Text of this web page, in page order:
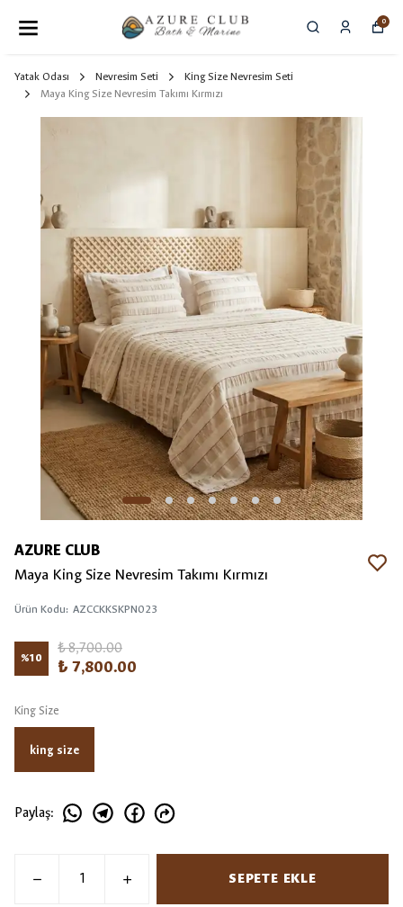
0
Yatak Odası Nevresim Seti
King Size Nevresim Seti
Maya King Size Nevresim Takımı Kırmızı
AZURE CLUB
Maya King Size Nevresim Takımı Kırmızı
Ürün Kodu: AZCCKKSKPN023
%10
₺ 8,700.00
₺ 7,800.00
King Size
king size
Paylaş:
SEPETE EKLE